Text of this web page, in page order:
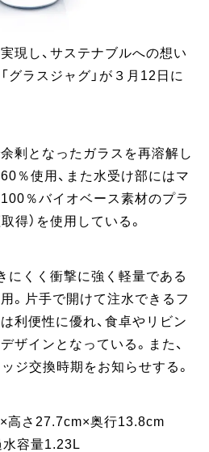
現し、サステナブルへの想い
グラスジャグ」が３月12日に
剰となったガラスを再溶解し
％使用、また水受け部にはマ
％バイオベース素材のプラ
得）を使用している。
にくく衝撃に強く軽量である
。片手で開けて注水できるフ
利便性に優れ、食卓やリビン
ザインとなっている。また、
ジ交換時期をお知らせする。
高さ27.7cm×奥行13.8cm
水容量1.23L